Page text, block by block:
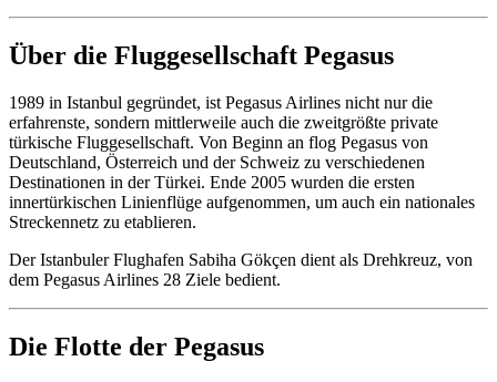
Über die Fluggesellschaft Pegasus
1989 in Istanbul gegründet, ist Pegasus Airlines nicht nur die
erfahrenste, sondern mittlerweile auch die zweitgrößte private
türkische Fluggesellschaft. Von Beginn an flog Pegasus von
Deutschland, Österreich und der Schweiz zu verschiedenen
Destinationen in der Türkei. Ende 2005 wurden die ersten
innertürkischen Linienflüge aufgenommen, um auch ein nationales
Streckennetz zu etablieren.
Der Istanbuler Flughafen Sabiha Gökçen dient als Drehkreuz, von
dem Pegasus Airlines 28 Ziele bedient.
Die Flotte der Pegasus